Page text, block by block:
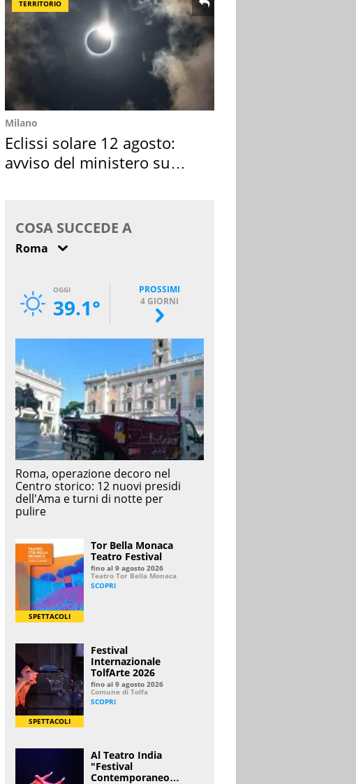
TERRITORIO
Milano
Eclissi solare 12 agosto:
avviso del ministero su